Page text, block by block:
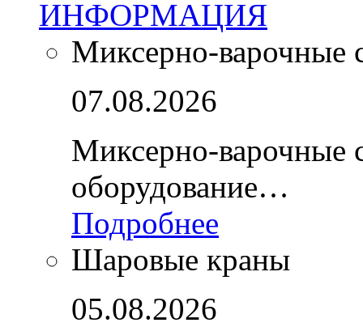
ИНФОРМАЦИЯ
Миксерно-варочные
07.08.2026
Миксерно-варочные
оборудование…
Подробнее
Шаровые краны
05.08.2026